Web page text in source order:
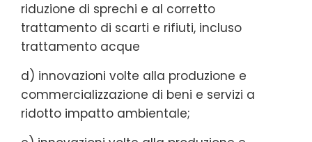
riduzione di sprechi e al corretto
trattamento di scarti e rifiuti, incluso
trattamento acque
d) innovazioni volte alla produzione e
commercializzazione di beni e servizi a
ridotto impatto ambientale;